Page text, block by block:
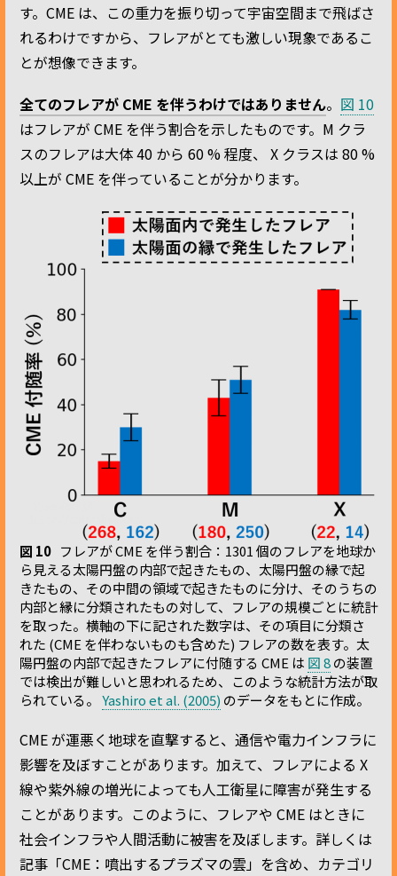
す。CME は、この重力を振り切って宇宙空間まで飛ばさ
れるわけですから、フレアがとても激しい現象であるこ
とが想像できます。
全てのフレアが CME を伴うわけではありません。 図 10
はフレアが CME を伴う割合を示したものです。M クラ
スのフレアは大体 40 から 60 % 程度、 X クラスは 80 %
以上が CME を伴っていることが分かります。
図 10 フレアが CME を伴う割合：1301 個のフレアを地球か
ら見える太陽円盤の内部で起きたもの、太陽円盤の縁で起
きたもの、その中間の領域で起きたものに分け、そのうちの
内部と縁に分類されたもの対して、フレアの規模ごとに統計
を取った。横軸の下に記された数字は、その項目に分類さ
れた (CME を伴わないものも含めた) フレアの数を表す。太
陽円盤の内部で起きたフレアに付随する CME は 図 8の装置
では検出が難しいと思われるため、このような統計方法が取
られている。 Yashiro et al. (2005) のデータをもとに作成。
CME が運悪く地球を直撃すると、通信や電力インフラに
影響を及ぼすことがあります。加えて、フレアによる X
線や紫外線の増光によっても人工衛星に障害が発生する
ことがあります。このように、フレアや CME はときに
社会インフラや人間活動に被害を及ぼします。詳しくは
記事「CME：噴出するプラズマの雲」を含め、カテゴリ